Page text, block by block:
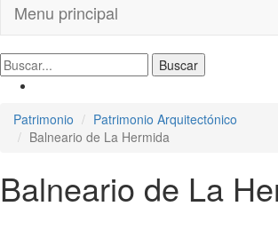
Menu principal
Patrimonio
Patrimonio Arquitectónico
Balneario de La Hermida
Balneario de La